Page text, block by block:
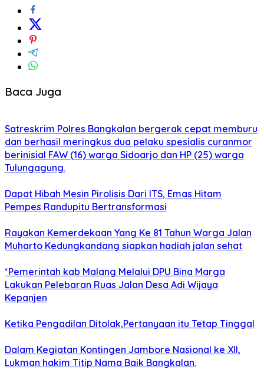
Baca Juga
Satreskrim Polres Bangkalan bergerak cepat memburu
dan berhasil meringkus dua pelaku spesialis curanmor
berinisial FAW (16) warga Sidoarjo dan HP (25) warga
Tulungagung.
Dapat Hibah Mesin Pirolisis Dari ITS, Emas Hitam
Pempes Randupitu Bertransformasi
Rayakan Kemerdekaan Yang Ke 81 Tahun Warga Jalan
Muharto Kedungkandang siapkan hadiah jalan sehat
*Pemerintah kab Malang Melalui DPU Bina Marga
Lakukan Pelebaran Ruas Jalan Desa Adi Wijaya
Kepanjen
Ketika Pengadilan Ditolak,Pertanyaan itu Tetap Tinggal
Dalam Kegiatan Kontingen Jambore Nasional ke XII,
Lukman hakim Titip Nama Baik Bangkalan.